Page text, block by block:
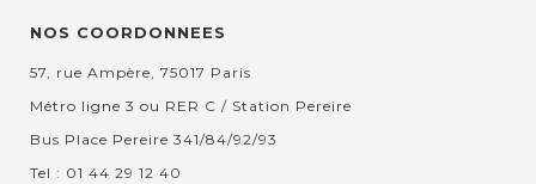
NOS COORDONNEES
57, rue Ampère, 75017 Paris
Métro ligne 3 ou RER C / Station Pereire
Bus Place Pereire 341/84/92/93
Tel : 01 44 29 12 40